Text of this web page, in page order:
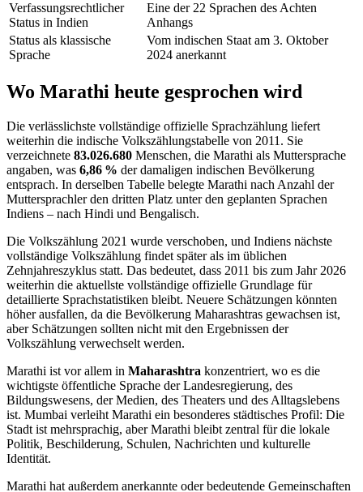
Verfassungsrechtlicher
Status in Indien
Eine der 22 Sprachen des Achten
Anhangs
Status als klassische
Sprache
Vom indischen Staat am 3. Oktober
2024 anerkannt
Wo Marathi heute gesprochen wird
Die verlässlichste vollständige offizielle Sprachzählung liefert
weiterhin die indische Volkszählungstabelle von 2011. Sie
verzeichnete 83.026.680 Menschen, die Marathi als Muttersprache
angaben, was 6,86 % der damaligen indischen Bevölkerung
entsprach. In derselben Tabelle belegte Marathi nach Anzahl der
Muttersprachler den dritten Platz unter den geplanten Sprachen
Indiens – nach Hindi und Bengalisch.
Die Volkszählung 2021 wurde verschoben, und Indiens nächste
vollständige Volkszählung findet später als im üblichen
Zehnjahreszyklus statt. Das bedeutet, dass 2011 bis zum Jahr 2026
weiterhin die aktuellste vollständige offizielle Grundlage für
detaillierte Sprachstatistiken bleibt. Neuere Schätzungen könnten
höher ausfallen, da die Bevölkerung Maharashtras gewachsen ist,
aber Schätzungen sollten nicht mit den Ergebnissen der
Volkszählung verwechselt werden.
Marathi ist vor allem in Maharashtra konzentriert, wo es die
wichtigste öffentliche Sprache der Landesregierung, des
Bildungswesens, der Medien, des Theaters und des Alltagslebens
ist. Mumbai verleiht Marathi ein besonderes städtisches Profil: Die
Stadt ist mehrsprachig, aber Marathi bleibt zentral für die lokale
Politik, Beschilderung, Schulen, Nachrichten und kulturelle
Identität.
Marathi hat außerdem anerkannte oder bedeutende Gemeinschaften